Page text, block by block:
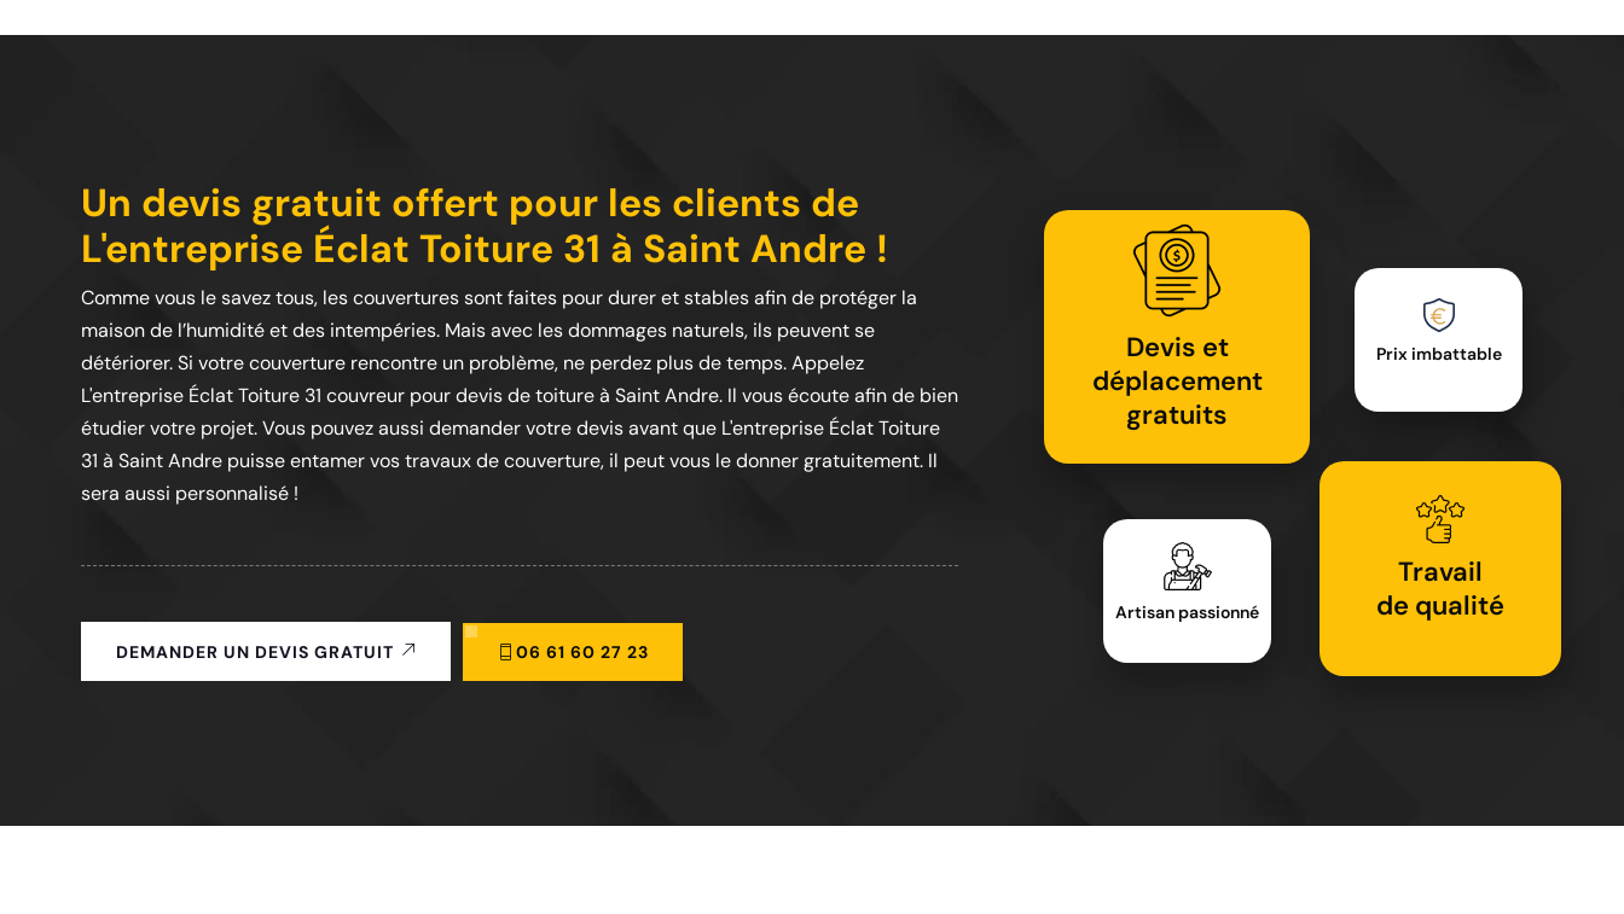
Un devis gratuit offert pour les clients de
L'entreprise Éclat Toiture 31 à Saint Andre !
Comme vous le savez tous, les couvertures sont faites pour durer et stables afin de protéger la
maison de l’humidité et des intempéries. Mais avec les dommages naturels, ils peuvent se
détériorer. Si votre couverture rencontre un problème, ne perdez plus de temps. Appelez
L'entreprise Éclat Toiture 31 couvreur pour devis de toiture à Saint Andre. Il vous écoute afin de bien
étudier votre projet. Vous pouvez aussi demander votre devis avant que L'entreprise Éclat Toiture
31 à Saint Andre puisse entamer vos travaux de couverture, il peut vous le donner gratuitement. Il
sera aussi personnalisé !
Devis et
déplacement
gratuits
Artisan passionné
Prix imbattable
Travail
de qualité
DEMANDER UN DEVIS GRATUIT 06 61 60 27 23